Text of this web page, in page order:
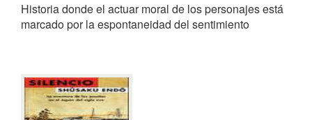
Historia donde el actuar moral de los personajes está
marcado por la espontaneidad del sentimiento